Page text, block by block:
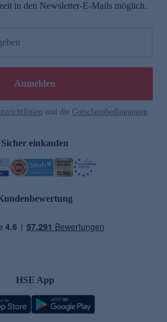
in den Newsletter-E-Mails möglich.
Anmelden
und die Gutscheinbedingungen
Sicher einkaufen
HSE App